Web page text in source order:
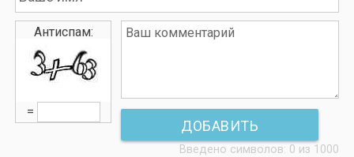
Антиспам:
=
ДОБАВИТЬ
Введено символов: 0 из 1000